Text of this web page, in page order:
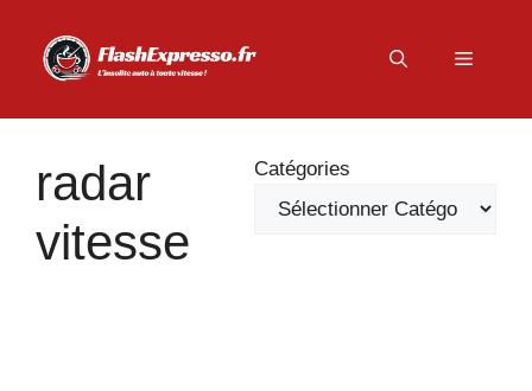
contenu
Menu
radar
vitesse
Catégories